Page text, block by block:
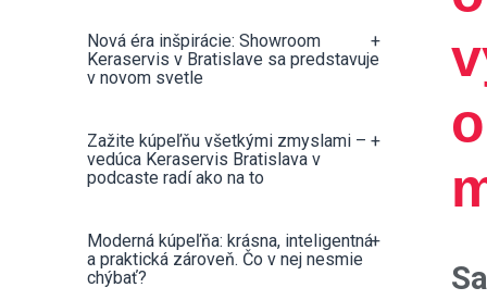
Nová éra inšpirácie: Showroom
Keraservis v Bratislave sa predstavuje
v novom svetle
+
Zažite kúpeľňu všetkými zmyslami –
vedúca Keraservis Bratislava v
podcaste radí ako na to
+
Moderná kúpeľňa: krásna, inteligentná
a praktická zároveň. Čo v nej nesmie
chýbať?
+